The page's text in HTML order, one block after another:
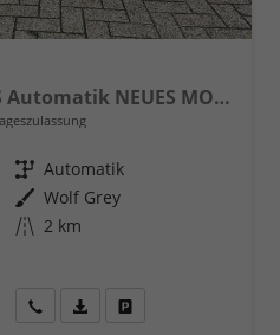
Vision 1.6 T-GDi 150PS Automatik NEUES MODELL MY26 FACELIFT Sitzheizung Lenkradheizung Klimaautomatik Navi Bluetooth Touchscreen Apple CarPlay Android Auto PDC v+h 17"LM Rückf.Kamera ACC 2x Keyless
Getriebe Automatik
Außenfarbe Wolf Grey
Kilometerstand 2 km